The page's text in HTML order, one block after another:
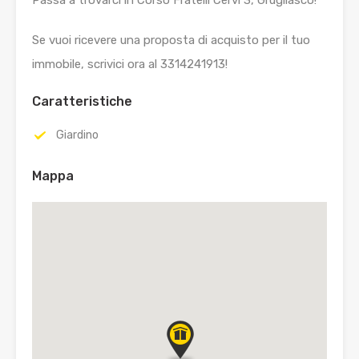
Se vuoi ricevere una proposta di acquisto per il tuo
immobile, scrivici ora al 3314241913!
Caratteristiche
Giardino
Mappa